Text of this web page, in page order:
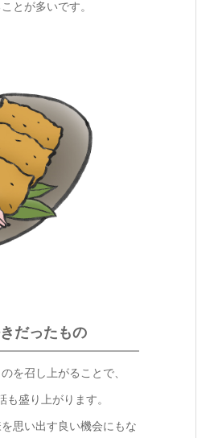
とが多いです。
だったもの
を召し上がることで、
盛り上がります。
思い出す良い機会にもな